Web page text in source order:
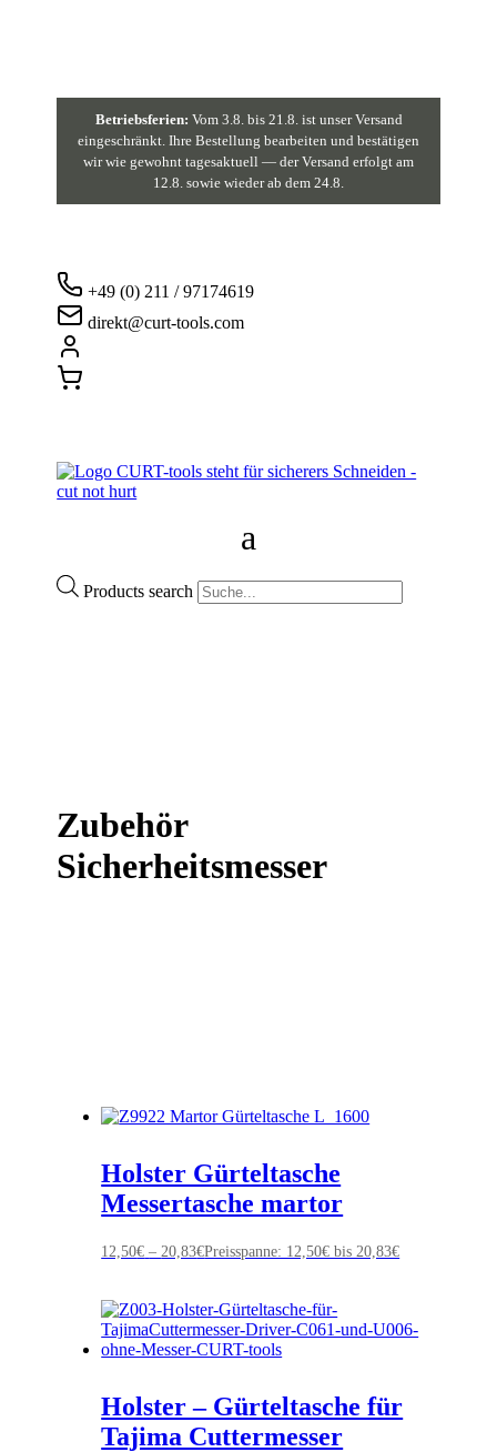
Betriebsferien: Vom 3.8. bis 21.8. ist unser Versand
eingeschränkt. Ihre Bestellung bearbeiten und bestätigen
wir wie gewohnt tagesaktuell — der Versand erfolgt am
12.8. sowie wieder ab dem 24.8.
+49 (0) 211 / 97174619
direkt@curt-tools.com
Products search
Zubehör
Sicherheitsmesser
Holster Gürteltasche
Messertasche martor
12,50€ – 20,83€Preisspanne: 12,50€ bis 20,83€
Holster – Gürteltasche für
Tajima Cuttermesser